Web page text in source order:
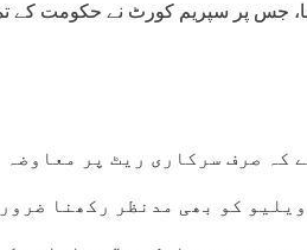
جس پر سپریم کورٹ نے حکومت کے
کہ صرف سرکاری ریٹ پر معاوضہ
کو بھی مدنظر رکھنا